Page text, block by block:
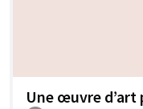
Une œuvre d’art